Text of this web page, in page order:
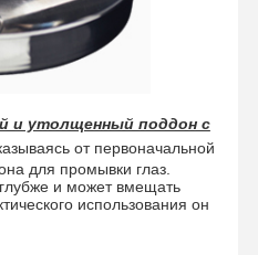
промывальник
промывка
промывок
и утолщенный поддон с
от первоначальной
для промывки глаз.
и может вмещать
использования он